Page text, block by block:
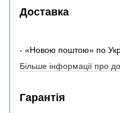
Доставка
- «Новою поштою» по
Більше інформації про
Гарантія